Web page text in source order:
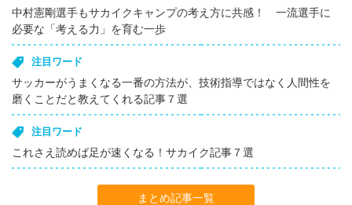
中村憲剛選手もサカイクキャンプの考え方に共感！ 一流選手に
必要な「考える力」を育む一歩
注目ワード
サッカーがうまくなる一番の方法が、技術指導ではなく人間性を
磨くことだと教えてくれる記事７選
注目ワード
これさえ読めば足が速くなる！サカイク記事７選
まとめ記事一覧